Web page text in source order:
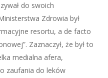
do swoich
Zdrowia był
resortu, a de facto
Zaznaczył, że był to
medialna afera,
zaufania do leków